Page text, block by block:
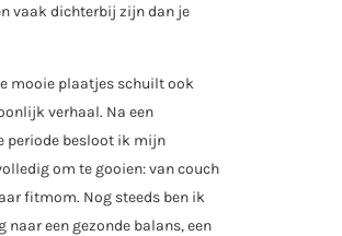
vaak dichterbij zijn dan je
mooie plaatjes schuilt ook
verhaal. Na een
periode besloot ik mijn
om te gooien: van couch
fitmom. Nog steeds ben ik
naar een gezonde balans, een